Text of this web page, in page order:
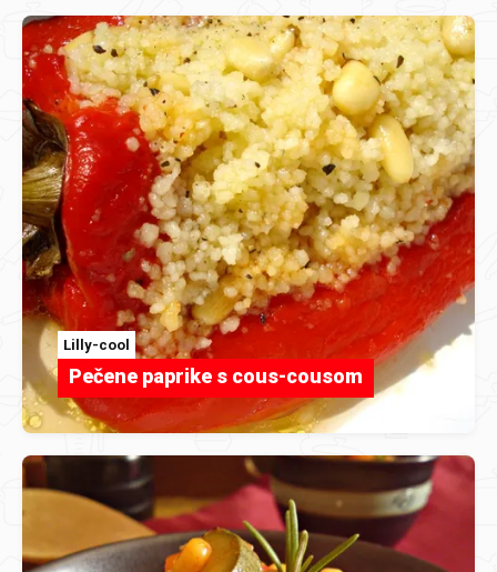
Lilly-cool
Pečene paprike s cous-cousom